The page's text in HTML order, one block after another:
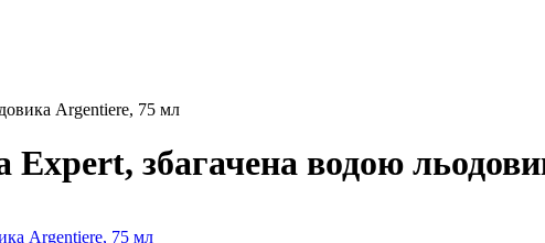
Argentiere, 75 мл
Expert, збагачена водою